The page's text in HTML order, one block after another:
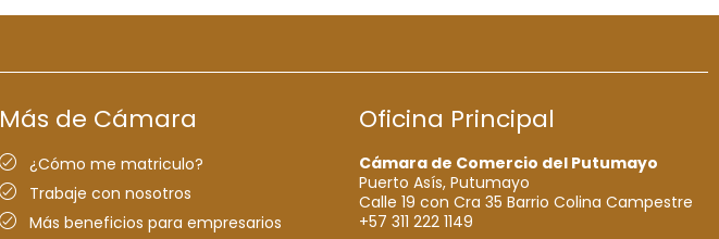
Más de Cámara
¿Cómo me matriculo?
Trabaje con nosotros
Más beneficios para empresarios
Oficina Principal
Cámara de Comercio del Putumayo
Puerto Asís, Putumayo
Calle 19 con Cra 35 Barrio Colina Campestre
+57 311 222 1149